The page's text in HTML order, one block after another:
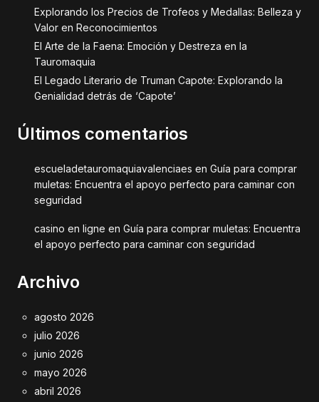
Explorando los Precios de Trofeos y Medallas: Belleza y
Valor en Reconocimientos
El Arte de la Faena: Emoción y Destreza en la
Tauromaquia
El Legado Literario de Truman Capote: Explorando la
Genialidad detrás de ‘Capote’
Últimos comentarios
escueladetauromaquiavalenciaes en Guía para comprar
muletas: Encuentra el apoyo perfecto para caminar con
seguridad
casino en ligne en Guía para comprar muletas: Encuentra
el apoyo perfecto para caminar con seguridad
Archivo
agosto 2026
julio 2026
junio 2026
mayo 2026
abril 2026